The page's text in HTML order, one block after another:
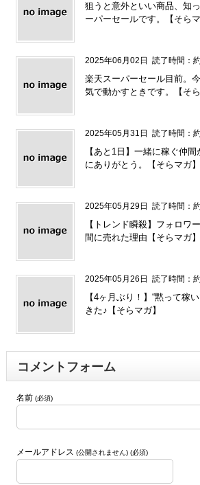
狙うと意外といい商品、知
ーパーセールです。【そらマ
2025年06月02日 読了時間：
楽天スーパーセール目前。
気で動かすときです。【そら
2025年05月31日 読了時間：
【あと1日】一緒に稼ぐ仲
にありがとう。【そらマガ】
2025年05月29日 読了時間：
【トレンド瞬殺】フォロワ
間に売れた理由【そらマガ】
2025年05月26日 読了時間：
【4ヶ月ぶり！】“黙って稼
きた♪【そらマガ】
コメントフォーム
名前 (必須)
メールアドレス (公開されません) (必須)